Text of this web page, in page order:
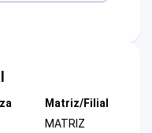
Matriz/Filial
MATRIZ